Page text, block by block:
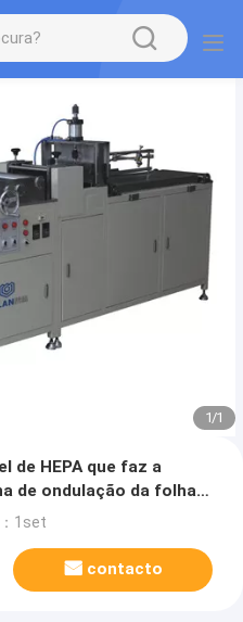
1/1
de HEPA que faz a
de ondulação da folha
1set
contacto